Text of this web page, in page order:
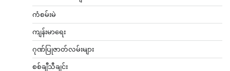
ကံစမ်းမဲ
ကျန်းမာရေး
ဂုဏ်ပြုဇာတ်လမ်းများ
စစ်ချီသီချင်း